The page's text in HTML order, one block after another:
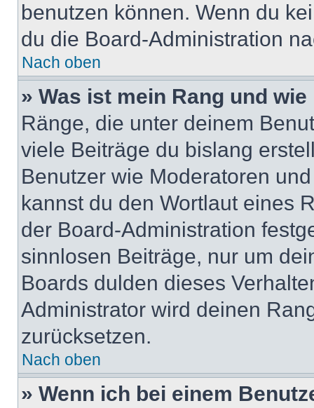
benutzen können. Wenn du
du die Board-Administration
Nach oben
» Was ist mein Rang und
Ränge, die unter deinem
viele Beiträge du bislang
Benutzer wie Moderatoren
kannst du den Wortlaut eines
der Board-Administration
sinnlosen Beiträge, nur um
Boards dulden dieses
Administrator wird deinen
zurücksetzen.
Nach oben
» Wenn ich bei einem